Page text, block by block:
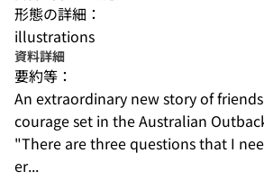
形態の詳細：
illustrations
資料詳細
要約等：
An extraordinary new story of
courage set in the Australian
"There are three questions that I
er...